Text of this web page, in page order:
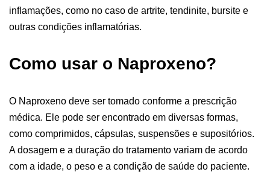
inflamações, como no caso de artrite, tendinite, bursite e
outras condições inflamatórias.
Como usar o Naproxeno?
O Naproxeno deve ser tomado conforme a prescrição
médica. Ele pode ser encontrado em diversas formas,
como comprimidos, cápsulas, suspensões e supositórios.
A dosagem e a duração do tratamento variam de acordo
com a idade, o peso e a condição de saúde do paciente.